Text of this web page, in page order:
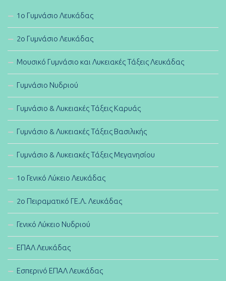
1ο Γυμνάσιο Λευκάδας
2ο Γυμνάσιο Λευκάδας
Μουσικό Γυμνάσιο και Λυκειακές Τάξεις Λευκάδας
Γυμνάσιο Νυδριού
Γυμνάσιο & Λυκειακές Τάξεις Καρυάς
Γυμνάσιο & Λυκειακές Τάξεις Βασιλικής
Γυμνάσιο & Λυκειακές Τάξεις Μεγανησίου
1ο Γενικό Λύκειο Λευκάδας
2ο Πειραματικό ΓΕ.Λ. Λευκάδας
Γενικό Λύκειο Νυδριού
ΕΠΑΛ Λευκάδας
Εσπερινό ΕΠΑΛ Λευκάδας